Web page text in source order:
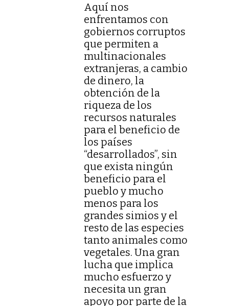
Aquí nos
enfrentamos con
gobiernos corruptos
que permiten a
multinacionales
extranjeras, a cambio
de dinero, la
obtención de la
riqueza de los
recursos naturales
para el beneficio de
los países
“desarrollados”, sin
que exista ningún
beneficio para el
pueblo y mucho
menos para los
grandes simios y el
resto de las especies
tanto animales como
vegetales. Una gran
lucha que implica
mucho esfuerzo y
necesita un gran
apoyo por parte de la